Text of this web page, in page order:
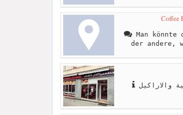
Coffee
Man
der andere,
والاراكيل